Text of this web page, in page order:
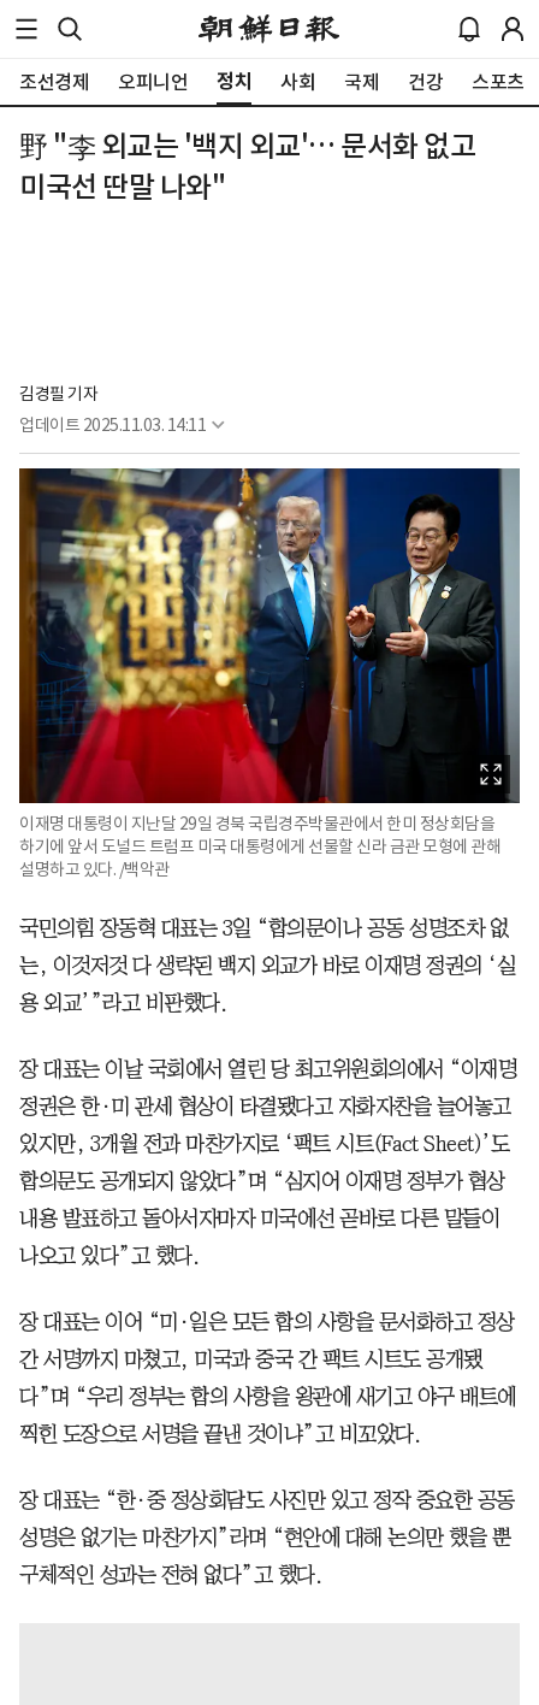
조선경제 오피니언 정치 사회 국제 건강 스포츠
野 "李 외교는 '백지 외교'… 문서화 없고
미국선 딴말 나와"
김경필 기자
업데이트 2025.11.03. 14:11
이재명 대통령이 지난달 29일 경북 국립경주박물관에서 한미 정상회담을
하기에 앞서 도널드 트럼프 미국 대통령에게 선물할 신라 금관 모형에 관해
설명하고 있다. /백악관
국민의힘 장동혁 대표는 3일 “합의문이나 공동 성명조차 없
는, 이것저것 다 생략된 백지 외교가 바로 이재명 정권의 ‘실
용 외교’”라고 비판했다.
장 대표는 이날 국회에서 열린 당 최고위원회의에서 “이재명
정권은 한·미 관세 협상이 타결됐다고 자화자찬을 늘어놓고
있지만, 3개월 전과 마찬가지로 ‘팩트 시트(Fact Sheet)’도
합의문도 공개되지 않았다”며 “심지어 이재명 정부가 협상
내용 발표하고 돌아서자마자 미국에선 곧바로 다른 말들이
나오고 있다”고 했다.
장 대표는 이어 “미·일은 모든 합의 사항을 문서화하고 정상
간 서명까지 마쳤고, 미국과 중국 간 팩트 시트도 공개됐
다”며 “우리 정부는 합의 사항을 왕관에 새기고 야구 배트에
찍힌 도장으로 서명을 끝낸 것이냐”고 비꼬았다.
장 대표는 “한·중 정상회담도 사진만 있고 정작 중요한 공동
성명은 없기는 마찬가지”라며 “현안에 대해 논의만 했을 뿐
구체적인 성과는 전혀 없다”고 했다.